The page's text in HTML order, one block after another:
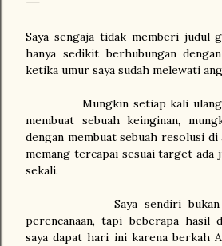
Saya sengaja tidak memberi judul
hanya sedikit berhubungan
ketika umur saya sudah melewati
Mungkin setiap kali
membuat sebuah keinginan,
dengan membuat sebuah resolusi di
memang tercapai sesuai target ada
sekali.
Saya sendiri
perencanaan, tapi beberapa hasil
saya dapat hari ini karena berkah